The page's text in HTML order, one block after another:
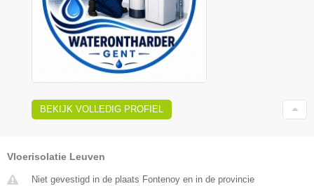
BEKIJK VOLLEDIG PROFIEL
Vloerisolatie Leuven
Niet gevestigd in de plaats Fontenoy en in de provincie